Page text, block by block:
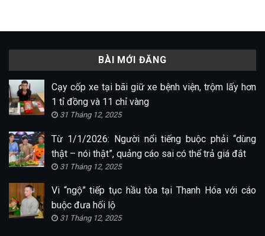
BÀI MỚI ĐĂNG
Cạy cốp xe tại bãi giữ xe bệnh viện, trộm lấy hơn
1 tỉ đồng và 11 chỉ vàng
31 Tháng 12, 2025
Từ 1/1/2026: Người nổi tiếng buộc phải “dùng
thật – nói thật”, quảng cáo sai có thể trả giá đắt
31 Tháng 12, 2025
Vi “ngộ” tiếp tục hầu tòa tại Thanh Hóa với cáo
buộc đưa hối lộ
31 Tháng 12, 2025